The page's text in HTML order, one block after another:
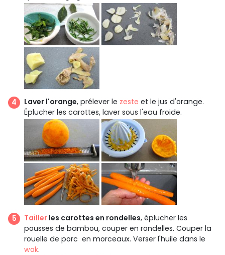
Laver l'orange, prélever le zeste et le jus d'orange.
Éplucher les carottes, laver sous l'eau froide.
Tailler les carottes en rondelles, éplucher les
pousses de bambou, couper en rondelles. Couper la
rouelle de porc en morceaux. Verser l'huile dans le
wok.